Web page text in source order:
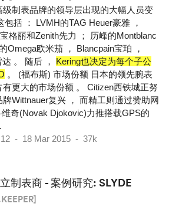
级制表品牌的领导层出现的大幅人员变
包括 ： LVMH的TAG Heuer豪雅 ，
格丽和Zenith先力 ； 历峰的Montblanc
Omega欧米茄 ， Blancpain宝珀 ，
。 随后 ， Kering也决定为每个子公
。 (福布斯) 市场份额 日本的领先腕表
更大的市场份额 。 Citizen西铁城正努
Wittnauer复兴 ， 而精工则通过赞助网
奇(Novak Djokovic)力推搭载GPS的
- 18 Mar 2015 - 37k
制表商 - 案例研究: SLYDE